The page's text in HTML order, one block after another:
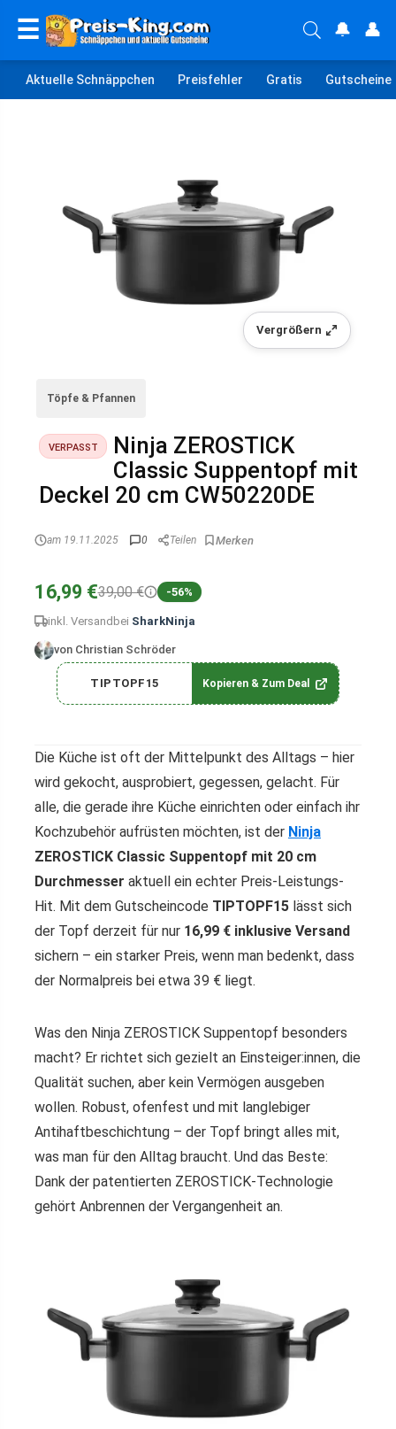
☰ 🔔 👤
Aktuelle Schnäppchen Preisfehler Gratis Gutscheine
Vergrößern
Töpfe & Pfannen
VERPASST
Ninja ZEROSTICK
Classic Suppentopf mit
Deckel 20 cm CW50220DE
am 19.11.2025 0 Teilen
16,99 €39,00 € -56%
inkl. Versand bei SharkNinja
von Christian Schröder
TIPTOPF15 Kopieren & Zum Deal
Die Küche ist oft der Mittelpunkt des Alltags – hier
wird gekocht, ausprobiert, gegessen, gelacht. Für
alle, die gerade ihre Küche einrichten oder einfach ihr
Kochzubehör aufrüsten möchten, ist der Ninja
ZEROSTICK Classic Suppentopf mit 20 cm
Durchmesser aktuell ein echter Preis-Leistungs-
Hit. Mit dem Gutscheincode TIPTOPF15 lässt sich
der Topf derzeit für nur 16,99 € inklusive Versand
sichern – ein starker Preis, wenn man bedenkt, dass
der Normalpreis bei etwa 39 € liegt.
Was den Ninja ZEROSTICK Suppentopf besonders
macht? Er richtet sich gezielt an Einsteiger:innen, die
Qualität suchen, aber kein Vermögen ausgeben
wollen. Robust, ofenfest und mit langlebiger
Antihaftbeschichtung – der Topf bringt alles mit,
was man für den Alltag braucht. Und das Beste:
Dank der patentierten ZEROSTICK-Technologie
gehört Anbrennen der Vergangenheit an.